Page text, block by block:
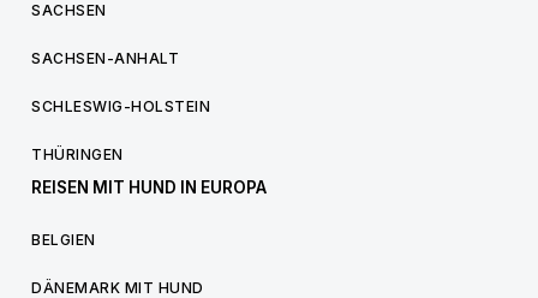
SACHSEN
SACHSEN-ANHALT
SCHLESWIG-HOLSTEIN
THÜRINGEN
REISEN MIT HUND IN EUROPA
BELGIEN
DÄNEMARK MIT HUND